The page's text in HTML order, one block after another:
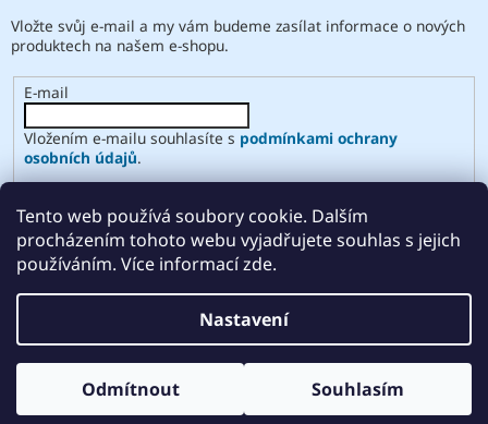
Tento web používá soubory cookie. Dalším
procházením tohoto webu vyjadřujete souhlas s jejich
používáním. Více informací zde.
Nastavení
Odmítnout Souhlasím
Vložte svůj e-mail a my vám budeme zasílat informace o nových
produktech na našem e-shopu.
E-mail
Vložením e-mailu souhlasíte s podmínkami ochrany
osobních údajů.
PŘIHLÁSIT SE
Copyright 2026ABSE. Všechna práva vyhrazena.Upravit
nastavení cookies